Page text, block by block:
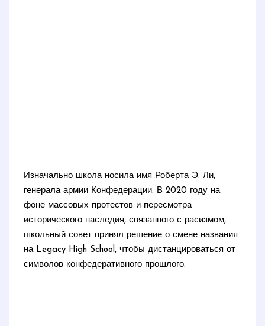
Изначально школа носила имя Роберта Э. Ли,
генерала армии Конфедерации. В 2020 году на
фоне массовых протестов и пересмотра
исторического наследия, связанного с расизмом,
школьный совет принял решение о смене названия
на Legacy High School, чтобы дистанцироваться от
символов конфедеративного прошлого.